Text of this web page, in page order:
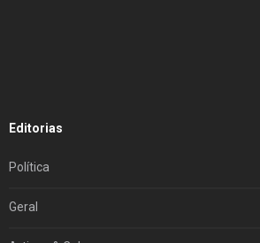
Editorias
Política
Geral